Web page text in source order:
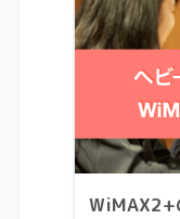
WiMAX2+